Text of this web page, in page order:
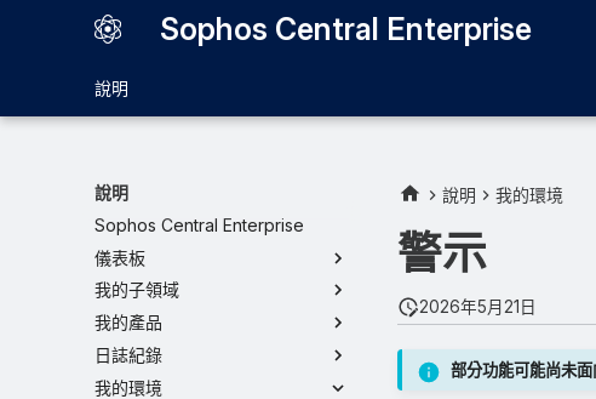
Sophos Central Enterprise
說明
說明
Sophos Central Enterprise
儀表板
我的子領域
我的產品
日誌紀錄
我的環境
說明 我的環境
警示
2026年5月21日
部分功能可能尚未